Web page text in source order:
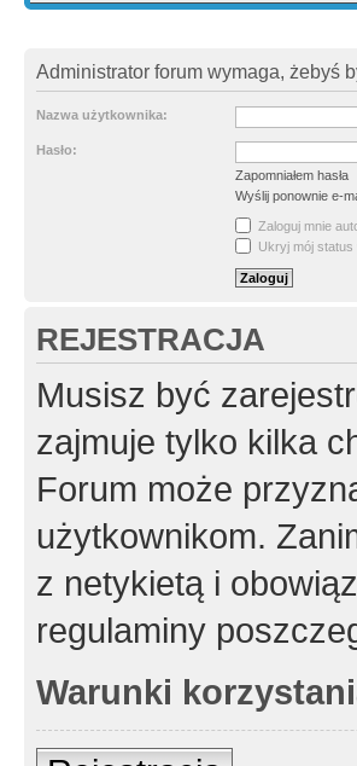
Administrator forum wymaga, żebyś
Nazwa użytkownika:
Hasło:
Zapomniałem hasła
Wyślij ponownie e-
Zaloguj mnie
Ukryj mój status
REJESTRACJA
Musisz być
zajmuje tylko kilka
Forum może
użytkownikom.
z netykietą i
regulaminy
Warunki